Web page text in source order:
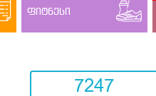
ფიტნესი
7247